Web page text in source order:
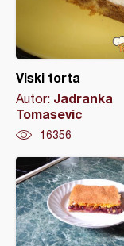
Viski torta
Autor: Jadranka
Tomasevic
16356